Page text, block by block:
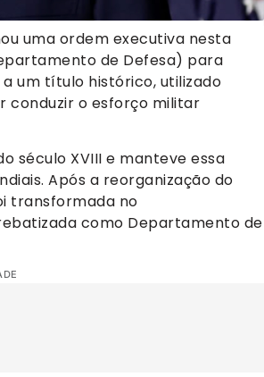
uma ordem executiva nesta
de Defesa) para
um título histórico, utilizado
conduzir o esforço militar
século XVIII e manteve essa
Após a reorganização do
transformada no
como Departamento de